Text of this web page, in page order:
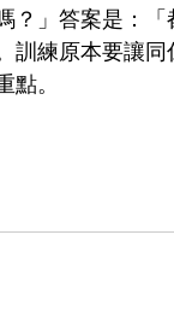
？」答案是：
訓練原本要讓
。